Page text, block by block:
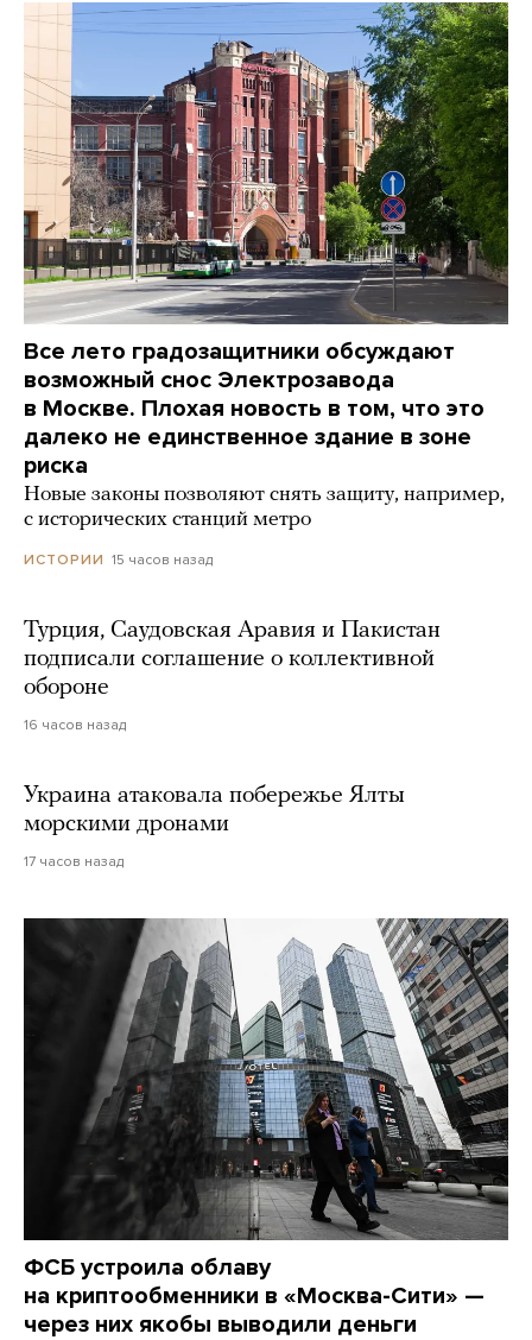
Все лето градозащитники обсуждают
возможный снос Электрозавода
в Москве. Плохая новость в том, что это
далеко не единственное здание в зоне
риска
Новые законы позволяют снять защиту, например,
с исторических станций метро
ИСТОРИИ 15 часов назад
Турция, Саудовская Аравия и Пакистан
подписали соглашение о коллективной
обороне
16 часов назад
Украина атаковала побережье Ялты
морскими дронами
17 часов назад
ФСБ устроила облаву
на криптообменники в «Москва-Сити» —
через них якобы выводили деньги